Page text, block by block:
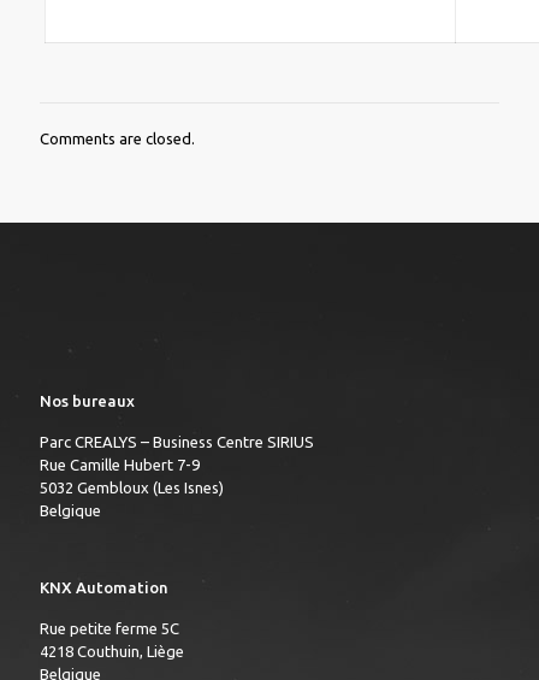
Comments are closed.
Nos bureaux
Parc CREALYS – Business Centre SIRIUS
Rue Camille Hubert 7-9
5032 Gembloux (Les Isnes)
Belgique
KNX Automation
Rue petite ferme 5C
4218 Couthuin, Liège
Belgique